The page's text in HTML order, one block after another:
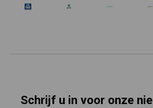
Schrijf u in voor onze